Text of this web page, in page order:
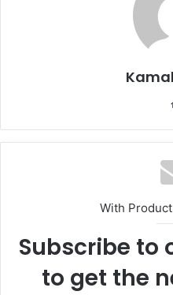
With
Subscribe to
to get the